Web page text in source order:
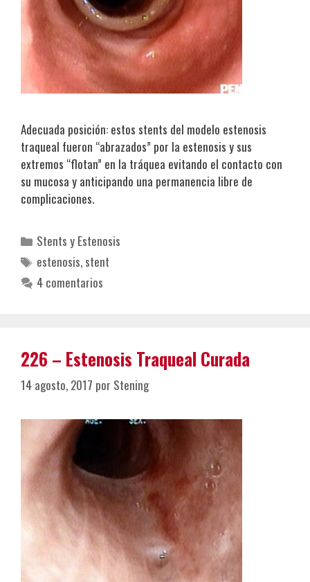
Adecuada posición: estos stents del modelo estenosis
traqueal fueron “abrazados” por la estenosis y sus
extremos “flotan” en la tráquea evitando el contacto con
su mucosa y anticipando una permanencia libre de
complicaciones.
Categorías
Stents y Estenosis
Etiquetas
estenosis, stent
4 comentarios
226 – Estenosis Traqueal Curada
14 agosto, 2017 por Stening